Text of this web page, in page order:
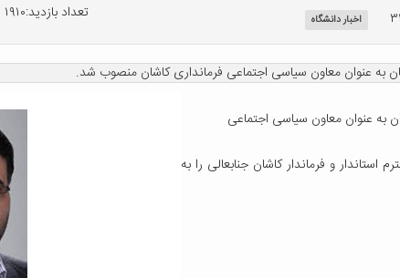
اخبار دانشگاه تعداد بازدید:۱۹۱۰
به عنوان معاون سیاسی اجتماعی فرمانداری کاشان منصوب شد.
به عنوان معاون سیاسی اجتماعی
و فرماندار کاشان جنابعالی را به